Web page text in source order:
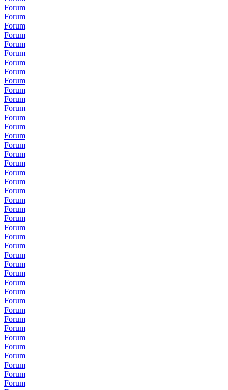
Forum
Forum
Forum
Forum
Forum
Forum
Forum
Forum
Forum
Forum
Forum
Forum
Forum
Forum
Forum
Forum
Forum
Forum
Forum
Forum
Forum
Forum
Forum
Forum
Forum
Forum
Forum
Forum
Forum
Forum
Forum
Forum
Forum
Forum
Forum
Forum
Forum
Forum
Forum
Forum
Forum
Forum